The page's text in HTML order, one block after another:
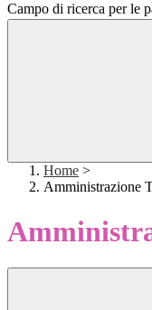
Campo di ricerca per le
Home >
Amministrazione